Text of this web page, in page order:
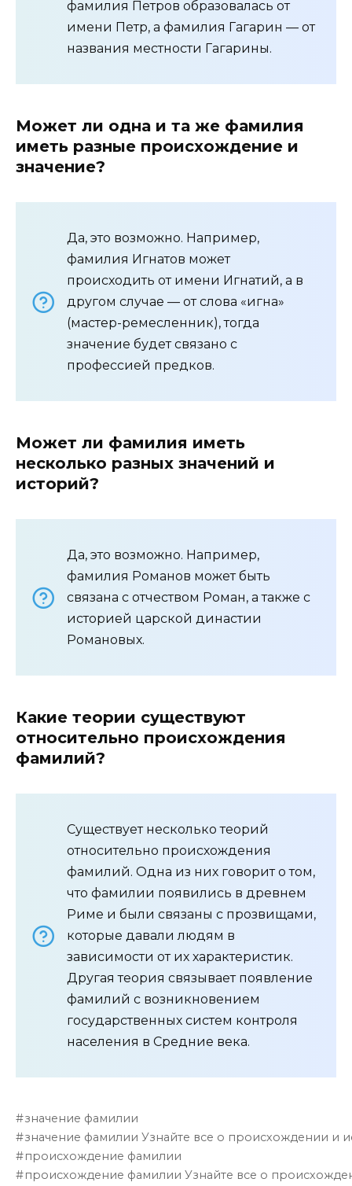
фамилия Петров образовалась от
имени Петр, а фамилия Гагарин — от
названия местности Гагарины.
Может ли одна и та же фамилия
иметь разные происхождение и
значение?
Да, это возможно. Например,
фамилия Игнатов может
происходить от имени Игнатий, а в
другом случае — от слова «игна»
(мастер-ремесленник), тогда
значение будет связано с
профессией предков.
Может ли фамилия иметь
несколько разных значений и
историй?
Да, это возможно. Например,
фамилия Романов может быть
связана с отчеством Роман, а также с
историей царской династии
Романовых.
Какие теории существуют
относительно происхождения
фамилий?
Существует несколько теорий
относительно происхождения
фамилий. Одна из них говорит о том,
что фамилии появились в древнем
Риме и были связаны с прозвищами,
которые давали людям в
зависимости от их характеристик.
Другая теория связывает появление
фамилий с возникновением
государственных систем контроля
населения в Средние века.
значение фамилии
значение фамилии Узнайте все о происхождении и
происхождение фамилии
происхождение фамилии Узнайте все о